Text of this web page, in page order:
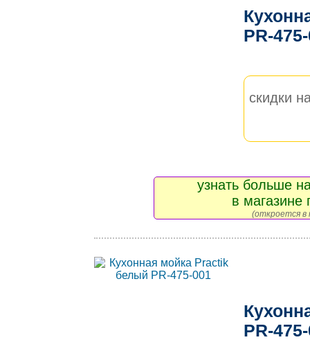
PR-
скидки
узнать больше
в магазине
(откроется в
PR-